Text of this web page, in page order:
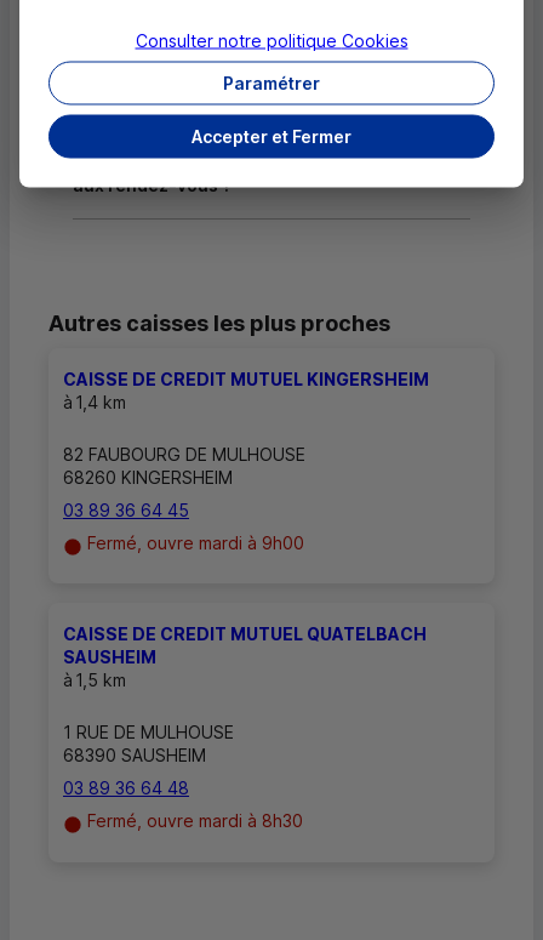
Où trouver les numéros d'urgence ?
Comment savoir si mon agence a des
horaires d'ouverture dédiés uniquement
aux rendez-vous ?
Autres caisses les plus proches
CAISSE DE CREDIT MUTUEL KINGERSHEIM
à 1,4 km
82 FAUBOURG DE MULHOUSE
68260 KINGERSHEIM
03 89 36 64 45
Fermé, ouvre mardi à 9h00
CAISSE DE CREDIT MUTUEL QUATELBACH
SAUSHEIM
à 1,5 km
1 RUE DE MULHOUSE
68390 SAUSHEIM
03 89 36 64 48
Fermé, ouvre mardi à 8h30
Accepter et Fermer
Paramétrer
Consulter notre politique Cookies